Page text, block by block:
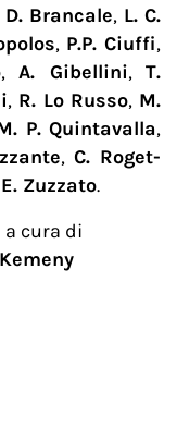
D. Brancale, L. C.
, P.P. Ciuffi,
, A. Gibellini, T.
, R. Lo Russo, M.
P. Quintavalla,
, C. Roget-
E. Zuzzato.
a cura di